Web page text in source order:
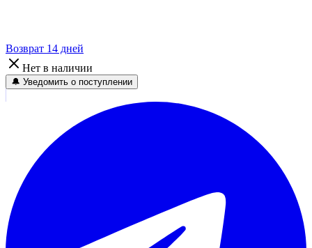
Возврат 14 дней
Нет в наличии
🔔 Уведомить о поступлении